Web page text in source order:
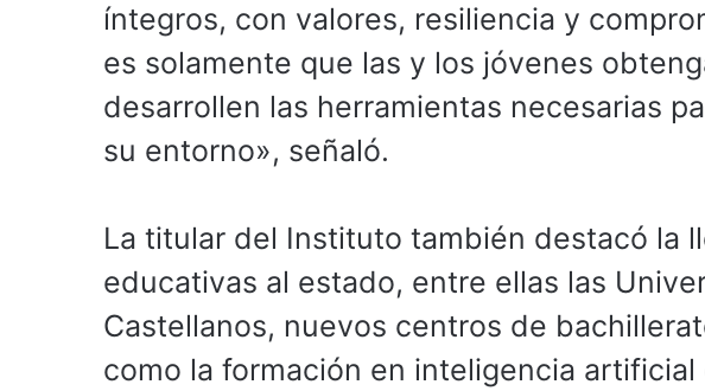
íntegros, con valores, resiliencia y
es solamente que las y los jóvenes
desarrollen las herramientas necesarias
su entorno», señaló.
La titular del Instituto también destacó la
educativas al estado, entre ellas las
Castellanos, nuevos centros de
como la formación en inteligencia